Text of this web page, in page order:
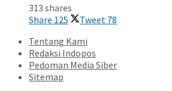
313 shares
Share 125 Tweet 78
Tentang Kami
Redaksi Indopos
Pedoman Media Siber
Sitemap